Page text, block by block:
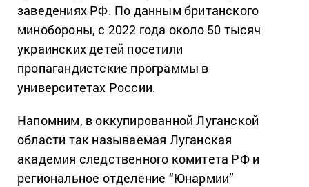
заведениях РФ. По данным британского
минобороны, с 2022 года около 50 тысяч
украинских детей посетили
пропагандистские программы в
университетах России.
Напомним, в оккупированной Луганской
области так называемая Луганская
академия следственного комитета РФ и
региональное отделение “Юнармии”